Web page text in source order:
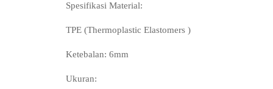
Spesifikasi Material:
TPE (Thermoplastic Elastomers )
Ketebalan: 6mm
Ukuran: